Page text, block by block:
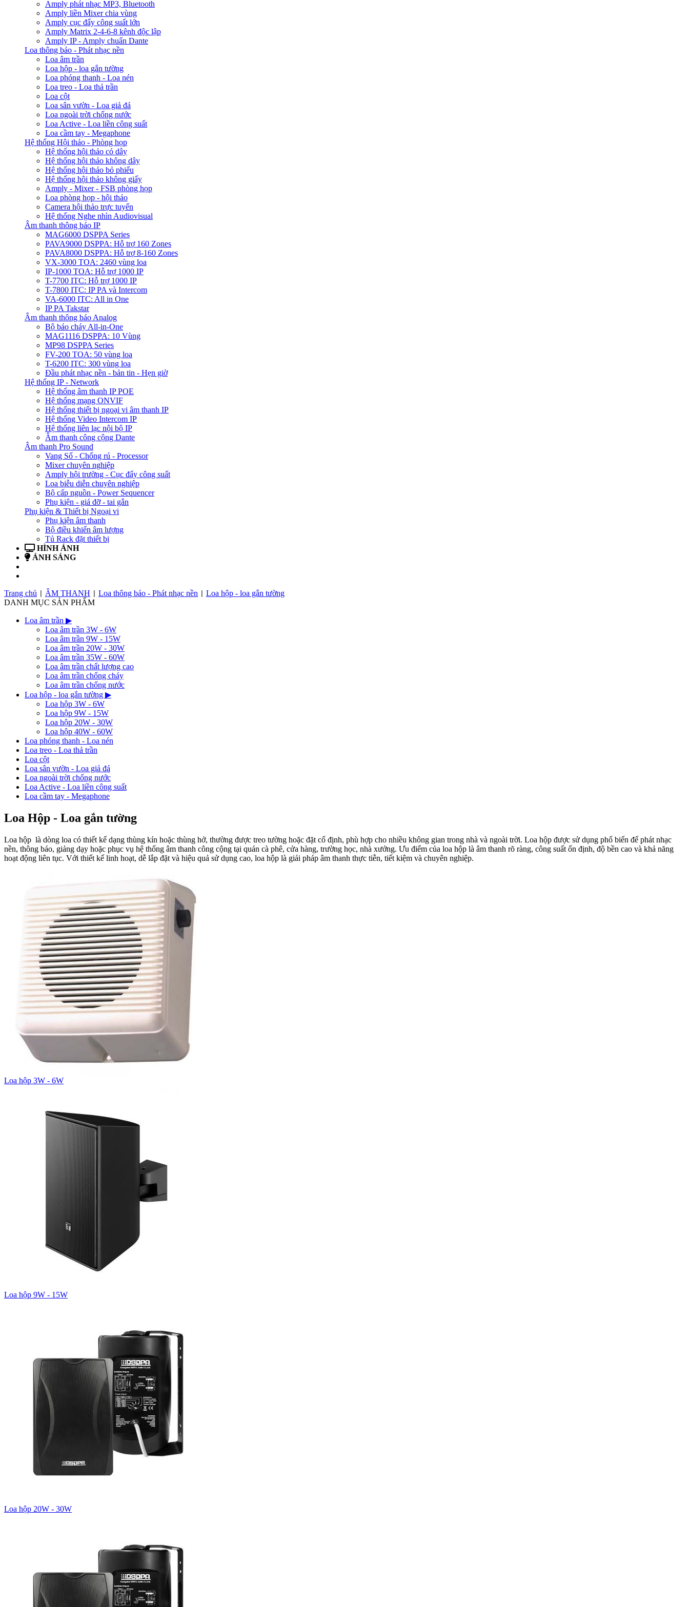
Amply phát nhạc MP3, Bluetooth
Amply liền Mixer chia vùng
Amply cục đẩy công suất lớn
Amply Matrix 2-4-6-8 kênh độc lập
Amply IP - Amply chuẩn Dante
Loa thông báo - Phát nhạc nền
Loa âm trần
Loa hộp - loa gắn tường
Loa phóng thanh - Loa nén
Loa treo - Loa thả trần
Loa cột
Loa sân vườn - Loa giả đá
Loa ngoài trời chống nước
Loa Active - Loa liền công suất
Loa cầm tay - Megaphone
Hệ thống Hội thảo - Phòng họp
Hệ thống hội thảo có dây
Hệ thống hội thảo không dây
Hệ thống hội thảo bỏ phiếu
Hệ thống hội thảo không giấy
Amply - Mixer - FSB phòng họp
Loa phòng họp - hội thảo
Camera hội thảo trực tuyến
Hệ thống Nghe nhìn Audiovisual
Âm thanh thông báo IP
MAG6000 DSPPA Series
PAVA9000 DSPPA: Hỗ trợ 160 Zones
PAVA8000 DSPPA: Hỗ trợ 8-160 Zones
VX-3000 TOA: 2460 vùng loa
IP-1000 TOA: Hỗ trợ 1000 IP
T-7700 ITC: Hỗ trợ 1000 IP
T-7800 ITC: IP PA và Intercom
VA-6000 ITC: All in One
IP PA Takstar
Âm thanh thông báo Analog
Bộ báo cháy All-in-One
MAG1116 DSPPA: 10 Vùng
MP98 DSPPA Series
FV-200 TOA: 50 vùng loa
T-6200 ITC: 300 vùng loa
Đầu phát nhạc nền - bản tin - Hẹn giờ
Hệ thống IP - Network
Hệ thống âm thanh IP POE
Hệ thống mạng ONVIF
Hệ thống thiết bị ngoại vi âm thanh IP
Hệ thống Video Intercom IP
Hệ thống liên lạc nội bộ IP
Âm thanh công cộng Dante
Âm thanh Pro Sound
Vang Số - Chống rú - Processor
Mixer chuyên nghiệp
Amply hội trường - Cục đẩy công suất
Loa biễu diễn chuyên nghiệp
Bộ cấp nguồn - Power Sequencer
Phụ kiện - giá đỡ - tai gắn
Phụ kiện & Thiết bị Ngoại vi
Phụ kiện âm thanh
Bộ điều khiển âm lượng
Tủ Rack đặt thiết bị
HÌNH ẢNH
ÁNH SÁNG
Trang chủ
ÂM THANH Loa thông báo - Phát nhạc nền
Loa hộp - loa gắn tường
DANH MỤC SẢN PHẨM
Loa âm trần ▶
Loa âm trần 3W - 6W
Loa âm trần 9W - 15W
Loa âm trần 20W - 30W
Loa âm trần 35W - 60W
Loa âm trần chất lượng cao
Loa âm trần chống cháy
Loa âm trần chống nước
Loa hộp - loa gắn tường ▶
Loa hộp 3W - 6W
Loa hộp 9W - 15W
Loa hộp 20W - 30W
Loa hộp 40W - 60W
Loa phóng thanh - Loa nén
Loa treo - Loa thả trần
Loa cột
Loa sân vườn - Loa giả đá
Loa ngoài trời chống nước
Loa Active - Loa liền công suất
Loa cầm tay - Megaphone
Loa Hộp - Loa gắn tường
Loa hộp là dòng loa có thiết kế dạng thùng kín hoặc thùng hở, thường được treo tường hoặc đặt cố định, phù hợp cho nhiều không gian trong nhà và ngoài trời. Loa hộp được sử dụng phổ biến để phát nhạc
nền, thông báo, giảng dạy hoặc phục vụ hệ thống âm thanh công cộng tại quán cà phê, cửa hàng, trường học, nhà xưởng. Ưu điểm của loa hộp là âm thanh rõ ràng, công suất ổn định, độ bền cao và khả năng
hoạt động liên tục. Với thiết kế linh hoạt, dễ lắp đặt và hiệu quả sử dụng cao, loa hộp là giải pháp âm thanh thực tiễn, tiết kiệm và chuyên nghiệp.
Loa hộp 3W - 6W
Loa hộp 9W - 15W
Loa hộp 20W - 30W